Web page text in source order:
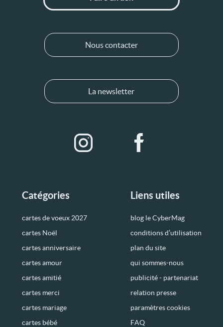
Catégories
cartes de voeux 2027
cartes Noël
cartes anniversaire
cartes amour
cartes amitié
cartes merci
cartes mariage
cartes bébé
Liens utiles
blog le CyberMag
conditions d’utilisation
plan du site
qui sommes-nous
publicité - partenariat
relation presse
paramètres cookies
FAQ
Nous contacter
La newsletter